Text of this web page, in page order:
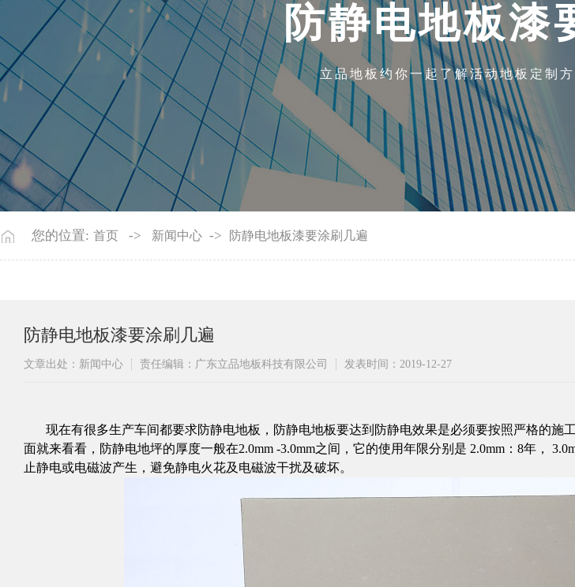
防静电地板漆
立品地板约你一起了解活动地板定制
您的位置: 首页 -> 新闻中心 -> 防静电地板漆要涂刷几遍
防静电地板漆要涂刷几遍
文章出处：新闻中心 责任编辑：广东立品地板科技有限公司 发表时间：2019-12-27
​ 现在有很多生产车间都要求防静电地板 ，防静电地板要达到防静电效果是必须要按照严格的施
面就来看看，防静电地坪的厚度一般在2.0mm -3.0mm之间，它的使用年限分别是 2.0mm：8年，
止静电或电磁波产生，避免静电火花及电磁波干扰及破坏。